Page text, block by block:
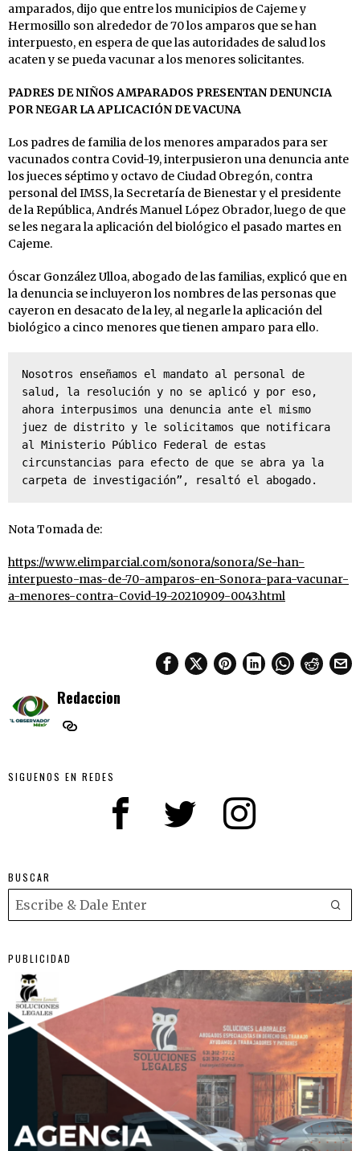
amparados, dijo que entre los municipios de Cajeme y
Hermosillo son alrededor de 70 los amparos que se han
interpuesto, en espera de que las autoridades de salud los
acaten y se pueda vacunar a los menores solicitantes.
PADRES DE NIÑOS AMPARADOS PRESENTAN DENUNCIA
POR NEGAR LA APLICACIÓN DE VACUNA
Los padres de familia de los menores amparados para ser
vacunados contra Covid-19, interpusieron una denuncia ante
los jueces séptimo y octavo de Ciudad Obregón, contra
personal del IMSS, la Secretaría de Bienestar y el presidente
de la República, Andrés Manuel López Obrador, luego de que
se les negara la aplicación del biológico el pasado martes en
Cajeme.
Óscar González Ulloa, abogado de las familias, explicó que en
la denuncia se incluyeron los nombres de las personas que
cayeron en desacato de la ley, al negarle la aplicación del
biológico a cinco menores que tienen amparo para ello.
Nosotros enseñamos el mandato al personal de
salud, la resolución y no se aplicó y por eso,
ahora interpusimos una denuncia ante el mismo
juez de distrito y le solicitamos que notificara
al Ministerio Público Federal de estas
circunstancias para efecto de que se abra ya la
carpeta de investigación”, resaltó el abogado.
Nota Tomada de:
https://www.elimparcial.com/sonora/sonora/Se-han-
interpuesto-mas-de-70-amparos-en-Sonora-para-vacunar-
a-menores-contra-Covid-19-20210909-0043.html
Redaccion
SIGUENOS EN REDES
BUSCAR
PUBLICIDAD